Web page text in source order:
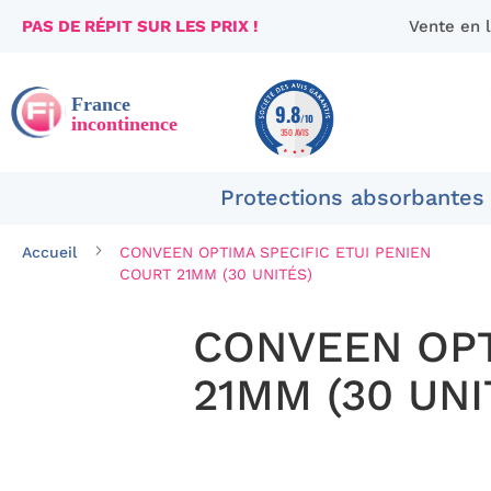
Aller
PAS DE RÉPIT SUR LES PRIX ! Vente en
Protections absorbantes
Accueil
CONVEEN OPTIMA SPECIFIC ETUI PENIEN
COURT 21MM (30 UNITÉS)
CONVEEN
21MM (30
9.8/10
350 AVIS